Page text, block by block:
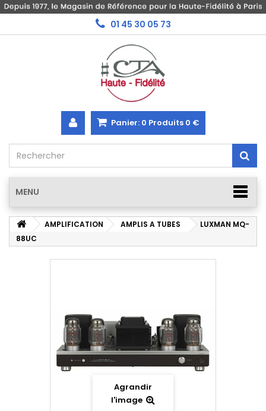
01 45 30 05 73
Panier: 0 Produits 0 €
MENU
AMPLIFICATION AMPLIS A TUBES
LUXMAN MQ-
88UC
Agrandir
l'image